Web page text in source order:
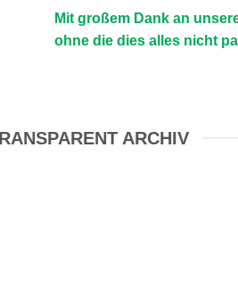
Mit großem Dank an
ohne die dies alles nicht
ARCHIV